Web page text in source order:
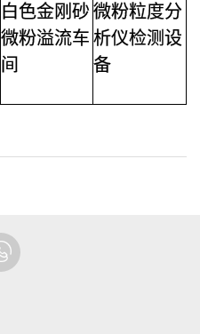
白色金刚砂
微粉溢流车
间
微粉粒度分
析仪检测设
备